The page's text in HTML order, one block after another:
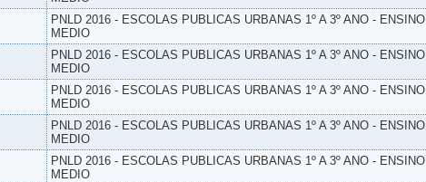
PNLD 2016 - ESCOLAS PUBLICAS URBANAS 1º A 3º ANO - ENSINO
MEDIO
PNLD 2016 - ESCOLAS PUBLICAS URBANAS 1º A 3º ANO - ENSINO
MEDIO
PNLD 2016 - ESCOLAS PUBLICAS URBANAS 1º A 3º ANO - ENSINO
MEDIO
PNLD 2016 - ESCOLAS PUBLICAS URBANAS 1º A 3º ANO - ENSINO
MEDIO
PNLD 2016 - ESCOLAS PUBLICAS URBANAS 1º A 3º ANO - ENSINO
MEDIO